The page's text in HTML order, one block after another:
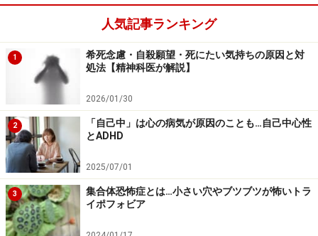
ともに、免疫力もダウンして、体にいいことは何一つあ
りません。「ゆっくり」行動すれば、副交感神経が活発
になり、血圧も下がり、血流がよくなり、免疫力の向上
※記事内容は執筆時点のものです。最新の内容をご確認くださ
い。
※当サイトにおける医師・医療従事者等による情報の提供は、診
断・治療行為ではありません。診断・治療を必要とする方は、適
切な医療機関での受診をおすすめいたします。記事内容は執筆者
個人の見解によるものであり、全ての方への有効性を保証するも
のではありません。当サイトで提供する情報に基づいて被ったい
かなる損害についても、当社、各ガイド、その他当社と契約した
情報提供者は一切の責任を負いかねます。
人気記事ランキング
1
希死念慮・自殺願望・死にたい気持ちの原因と対
処法【精神科医が解説】
2026/01/30
2
「自己中」は心の病気が原因のことも…自己中心性
とADHD
2025/07/01
3
集合体恐怖症とは…小さい穴やブツブツが怖いトラ
イポフォビア